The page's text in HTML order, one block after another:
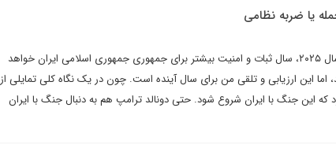
یا ضربه نظامی
صادق زیباکلام در گفت وگویی تاکید دارد که سال ۲۰۲۵، سال ثبات و امنیت بیشتر برای جمهوری جمهوری اسلامی ایران خواهد
اما این ارزیابی و تلقی من برای سال آینده است. چون در یک نگاه کلی تمایلی از
این جنگ با ایران شروع شود. حتی دونالد ترامپ هم به دنبال جنگ با ایران